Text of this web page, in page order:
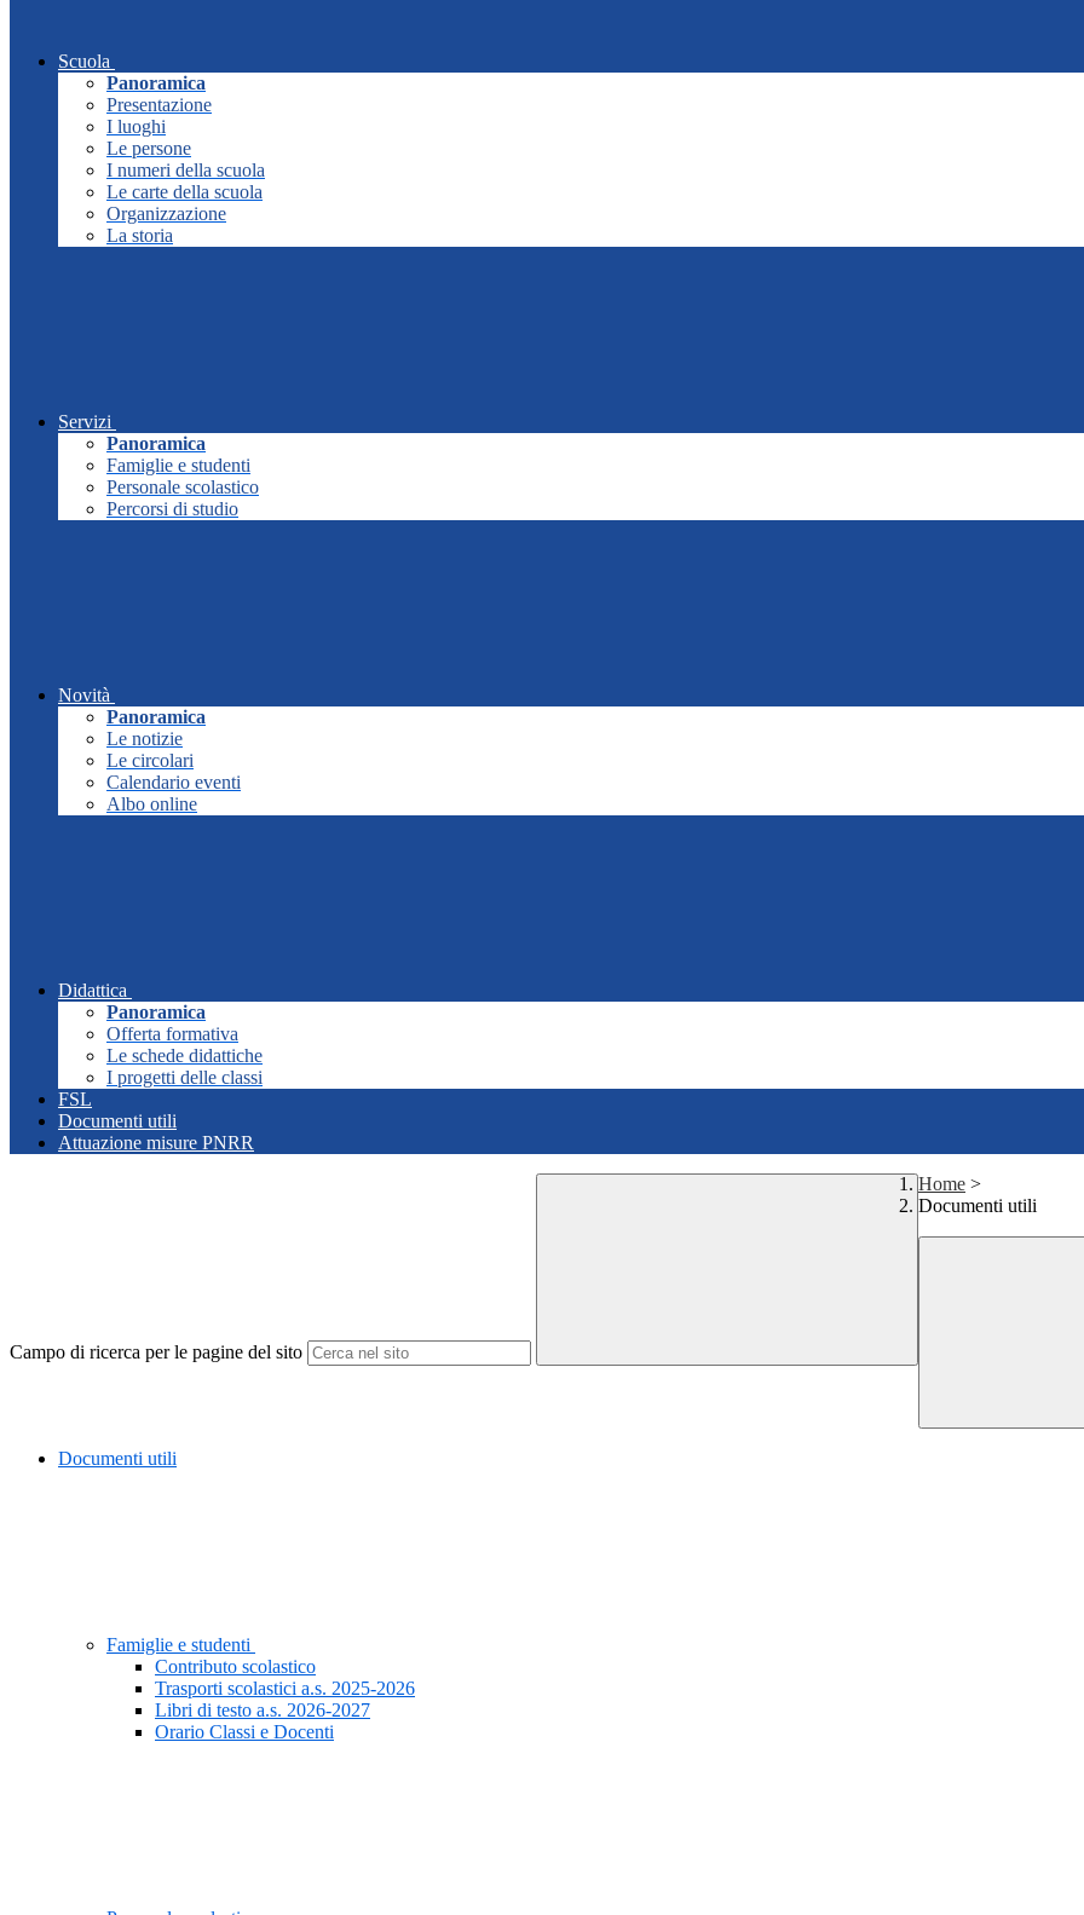
Scuola
Panoramica
Presentazione
I luoghi
Le persone
I numeri della scuola
Le carte della scuola
Organizzazione
La storia
Servizi
Panoramica
Famiglie e studenti
Personale scolastico
Percorsi di studio
Novità
Panoramica
Le notizie
Le circolari
Calendario eventi
Albo online
Didattica
Panoramica
Offerta formativa
Le schede didattiche
I progetti delle classi
FSL
Documenti utili
Attuazione misure PNRR
Campo di ricerca per le pagine del sito
Home >
Documenti utili
Documenti utili
Famiglie e studenti
Contributo scolastico
Trasporti scolastici a.s. 2025-2026
Libri di testo a.s. 2026-2027
Orario Classi e Docenti